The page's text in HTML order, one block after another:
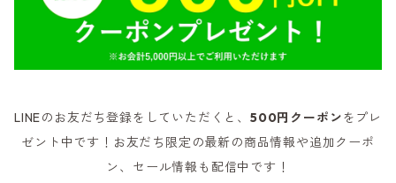
LINEのお友だち登録をしていただくと、500円クーポンをプレ
ゼント中です！お友だち限定の最新の商品情報や追加クーポ
ン、セール情報も配信中です！